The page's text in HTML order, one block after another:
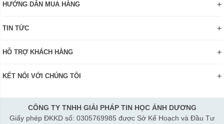
Chính sách bảo mật thông tin
HƯỚNG DẪN MUA HÀNG
Thanh toán và giao hàng
Hướng dẫn đăng ký tài khoản
Kiểm tra tình trạng đơn hàng
TIN TỨC
Review sản phẩm
HỖ TRỢ KHÁCH HÀNG
Hợp tác: LienHe@sisco.com.vn
Thời gian làm việc từ Thứ 2- Thứ 7:
KẾT NỐI VỚI CHÚNG TÔI
CÔNG TY TNHH GIẢI PHÁP TIN HỌC ÁNH DƯƠNG
Giấy phép ĐKKD số: 0305769985 được Sở Kế Hoạch và Đầu Tư